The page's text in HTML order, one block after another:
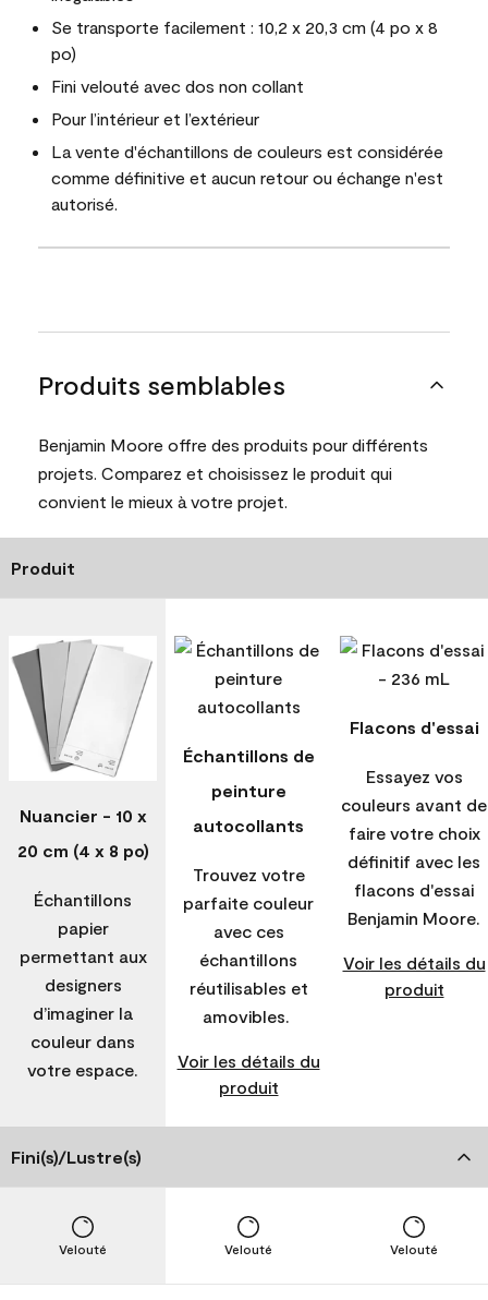
Se transporte facilement : 10,2 x 20,3 cm (4 po x 8
po)
Fini velouté avec dos non collant
Pour l’intérieur et l’extérieur
La vente d'échantillons de couleurs est considérée
comme définitive et aucun retour ou échange n'est
autorisé.
Produits semblables
Benjamin Moore offre des produits pour différents
projets. Comparez et choisissez le produit qui
convient le mieux à votre projet.
Produit
Nuancier - 10 x
20 cm (4 x 8 po)
Échantillons
papier
permettant aux
designers
d’imaginer la
couleur dans
votre espace.
Échantillons de
peinture
autocollants
Trouvez votre
parfaite couleur
avec ces
échantillons
réutilisables et
amovibles.
Voir les détails du
produit
Flacons d'essai
Essayez vos
couleurs avant de
faire votre choix
définitif avec les
flacons d'essai
Benjamin Moore.
Voir les détails du
produit
Fini(s)/Lustre(s)
Velouté Velouté Velouté